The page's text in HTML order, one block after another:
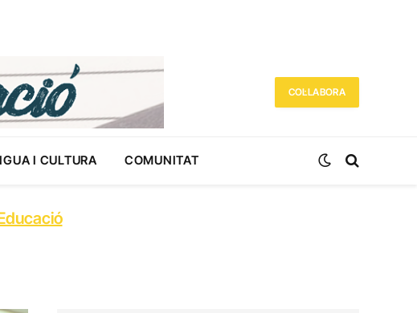
COL·LABORA
I CULTURA COMUNITAT